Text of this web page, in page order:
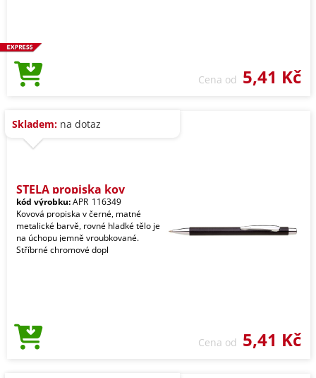
Cena od 5,41 Kč
Skladem: na dotaz
STELA propiska kov
kód výrobku:APR_116349
Kovová propiska v černé, matné
metalické barvě, rovné hladké tělo je
na úchopu jemně vroubkované.
Stříbrné chromové dopl
Cena od 5,41 Kč